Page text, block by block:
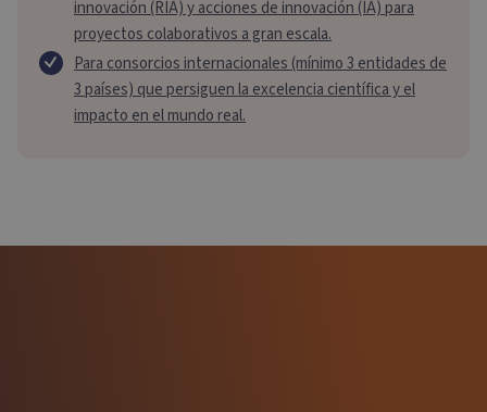
innovación (RIA) y acciones de innovación (IA) para
proyectos colaborativos a gran escala.
Para consorcios internacionales (mínimo 3 entidades de
3 países) que persiguen la excelencia científica y el
impacto en el mundo real.